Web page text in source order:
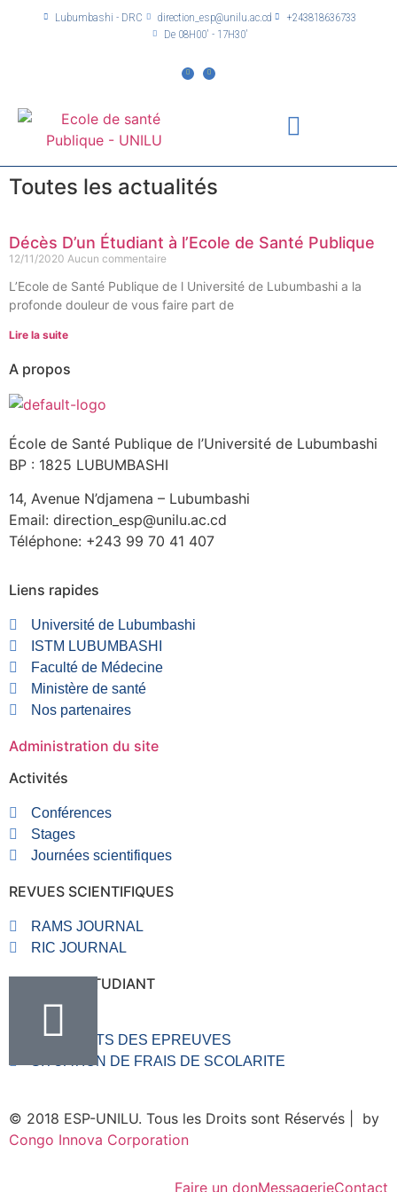
Lubumbashi - DRC direction_esp@unilu.ac.cd
+243818636733
De 08H00' - 17H30'
Toutes les actualités
Décès D’un Étudiant à l’Ecole de Santé Publique
12/11/2020 Aucun commentaire
L’Ecole de Santé Publique de l Université de Lubumbashi a la
profonde douleur de vous faire part de
Lire la suite
A propos
École de Santé Publique de l’Université de Lubumbashi
BP : 1825 LUBUMBASHI
14, Avenue N’djamena – Lubumbashi
Email: direction_esp@unilu.ac.cd
Téléphone: +243 99 70 41 407
Liens rapides
Université de Lubumbashi
ISTM LUBUMBASHI
Faculté de Médecine
Ministère de santé
Nos partenaires
Administration du site
Activités
Conférences
Stages
Journées scientifiques
REVUES SCIENTIFIQUES
RAMS JOURNAL
RIC JOURNAL
RUBRIQUE ETUDIANT
RESULTATS DES EPREUVES
SITUATION DE FRAIS DE SCOLARITE
© 2018 ESP-UNILU. Tous les Droits sont Réservés | by
Congo Innova Corporation
Faire un donMessagerieContact